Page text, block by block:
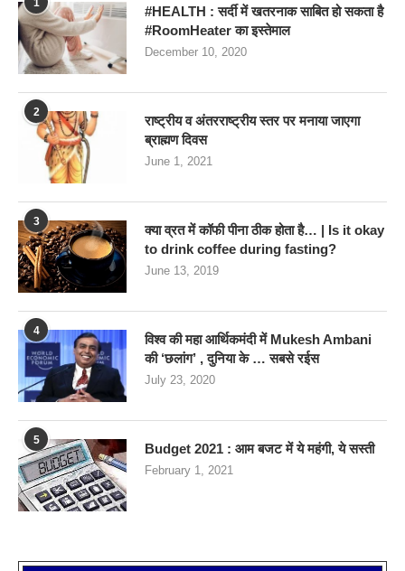
#HEALTH : सर्दी में खतरनाक साबित हो सकता है
#RoomHeater का इस्तेमाल
December 10, 2020
2
राष्ट्रीय व अंतरराष्ट्रीय स्तर पर मनाया जाएगा
ब्राह्मण दिवस
June 1, 2021
3
क्या व्रत में कॉफी पीना ठीक होता है… | Is it okay
to drink coffee during fasting?
June 13, 2019
4
विश्व की महा आर्थिकमंदी में Mukesh Ambani
की ‘छलांग’ , दुनिया के … सबसे रईस
July 23, 2020
5
Budget 2021 : आम बजट में ये महंगी, ये सस्‍ती
February 1, 2021